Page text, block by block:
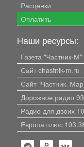
Расценки
Оплатить
Наши ресурсы:
Газета "Частник-М"
Сайт chastnik-m.ru
Сайт "Частник.
Дорожное радио
Радио для двоих
Европа плюс